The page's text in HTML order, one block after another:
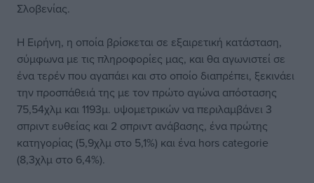
Σλοβενίας.
Η Ειρήνη, η οποία βρίσκεται σε εξαιρετική κατάσταση,
σύμφωνα με τις πληροφορίες μας, και θα αγωνιστεί σε
ένα τερέν που αγαπάει και στο οποίο διαπρέπει, ξεκινάει
την προσπάθειά της με τον πρώτο αγώνα απόστασης
75,54χλμ και 1193μ. υψομετρικών να περιλαμβάνει 3
σπριντ ευθείας και 2 σπριντ ανάβασης, ένα πρώτης
κατηγορίας (5,9χλμ στο 5,1%) και ένα hors categorie
(8,3χλμ στο 6,4%).